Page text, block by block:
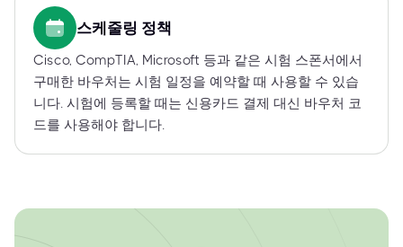
스케줄링 정책
Cisco, CompTIA, Microsoft 등과 같은 시험 스폰서에서
구매한 바우처는 시험 일정을 예약할 때 사용할 수 있습
니다. 시험에 등록할 때는 신용카드 결제 대신 바우처 코
드를 사용해야 합니다.